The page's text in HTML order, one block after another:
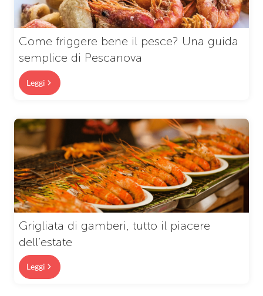
Come friggere bene il pesce? Una guida
semplice di Pescanova
Leggi
Grigliata di gamberi, tutto il piacere
dell’estate
Leggi